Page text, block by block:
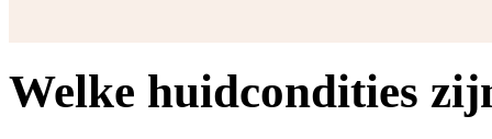
Welke huidcondities